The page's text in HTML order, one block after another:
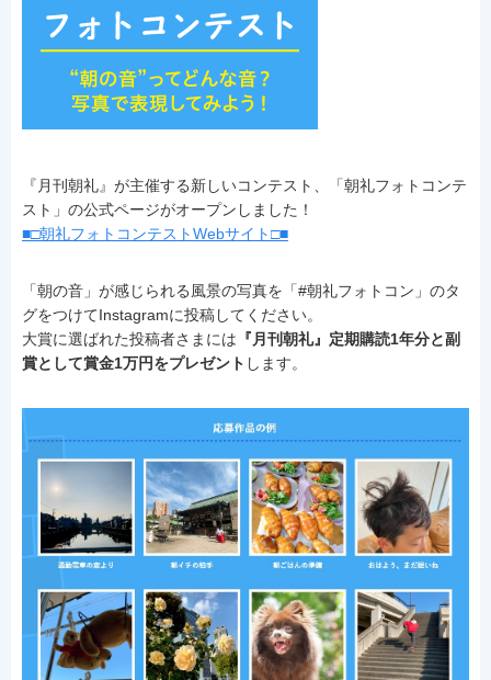
『月刊朝礼』が主催する新しいコンテスト、「朝礼フォトコンテ
スト」の公式ページがオープンしました！
■□朝礼フォトコンテストWebサイト□■
「朝の音」が感じられる風景の写真を「#朝礼フォトコン」のタ
グをつけてInstagramに投稿してください。
大賞に選ばれた投稿者さまには 『月刊朝礼』定期購読1年分と副
賞として賞金1万円をプレゼント します。